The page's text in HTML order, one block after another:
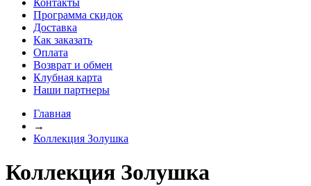
Контакты
Программа скидок
Доставка
Как заказать
Оплата
Возврат и обмен
Клубная карта
Наши партнеры
Главная
→
Коллекция Золушка
Коллекция Золушка